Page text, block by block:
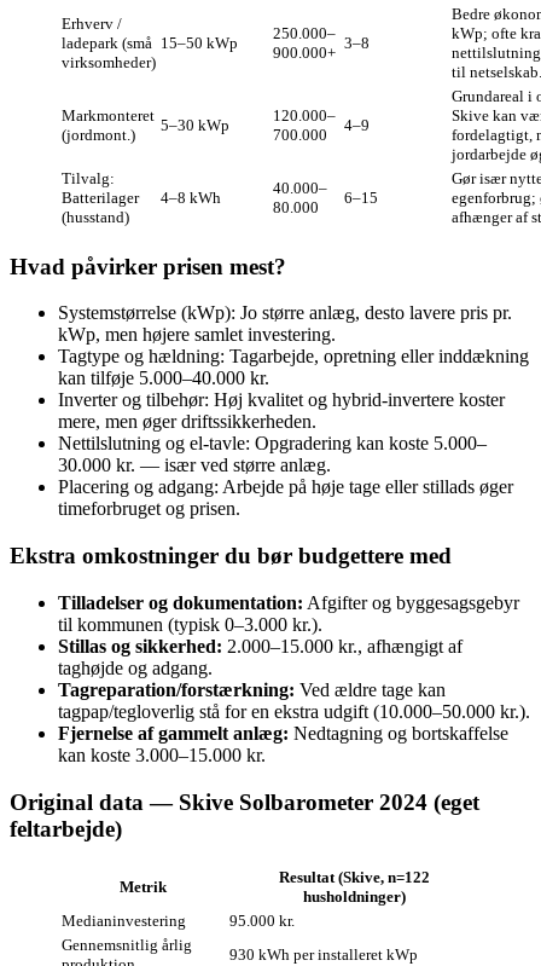
Erhverv /
ladepark (små
virksomheder)
15–50 kWp
250.000–
900.000+
3–8
Bedre
kWp; ofte
til netselskab.
Markmonteret
(jordmont.)
5–30 kWp
120.000–
700.000
4–9
Grundareal i
Skive kan
fordelagtigt,
jordarbejde
Tilvalg:
Batterilager
(husstand)
4–8 kWh
40.000–
80.000
6–15
Gør især
afhænger af
Hvad påvirker prisen mest?
Systemstørrelse (kWp): Jo større anlæg, desto lavere pris pr.
kWp, men højere samlet investering.
Tagtype og hældning: Tagarbejde, opretning eller inddækning
kan tilføje 5.000–40.000 kr.
Inverter og tilbehør: Høj kvalitet og hybrid‑invertere koster
mere, men øger driftssikkerheden.
Nettilslutning og el‑tavle: Opgradering kan koste 5.000–
30.000 kr. — især ved større anlæg.
Placering og adgang: Arbejde på høje tage eller stillads øger
timeforbruget og prisen.
Ekstra omkostninger du bør budgettere med
Tilladelser og dokumentation: Afgifter og byggesagsgebyr
til kommunen (typisk 0–3.000 kr.).
Stillas og sikkerhed: 2.000–15.000 kr., afhængigt af
taghøjde og adgang.
Tagreparation/forstærkning: Ved ældre tage kan
tagpap/tegloverlig stå for en ekstra udgift (10.000–50.000 kr.).
Fjernelse af gammelt anlæg: Nedtagning og bortskaffelse
kan koste 3.000–15.000 kr.
Original data — Skive Solbarometer 2024 (eget
feltarbejde)
Metrik
Resultat (Skive, n=122
husholdninger)
Medianinvestering
95.000 kr.
Gennemsnitlig årlig
930 kWh per installeret kWp